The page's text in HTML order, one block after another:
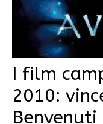
I film
2010: